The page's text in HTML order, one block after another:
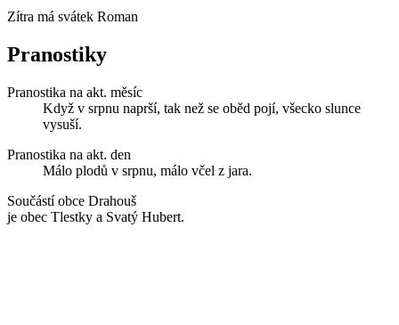
Zítra má svátek Roman
Pranostiky
Pranostika na akt. měsíc
Když v srpnu naprší, tak než se oběd pojí, všecko slunce
vysuší.
Pranostika na akt. den
Málo plodů v srpnu, málo včel z jara.
Součástí obce Drahouš
je obec Tlestky a Svatý Hubert.